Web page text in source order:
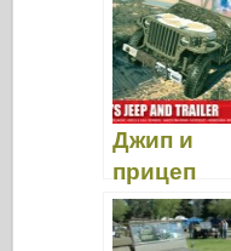
Джип и
прицеп
Willys -
A01322